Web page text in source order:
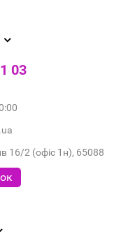
03
16/2 (офіс 1н), 65088